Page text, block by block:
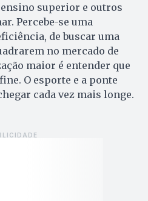
superior e outros
Percebe-se uma
de buscar uma
no mercado de
maior é entender que
O esporte e a ponte
cada vez mais longe.